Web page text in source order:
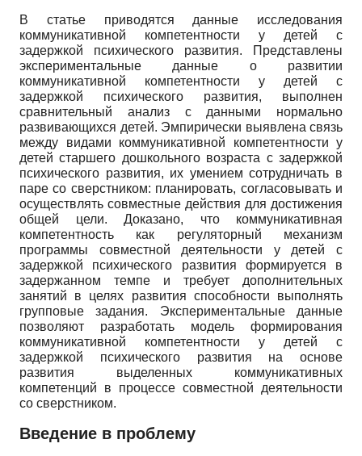
В статье приводятся данные исследования
коммуникативной компетентности у детей с
задержкой психического развития. Представлены
экспериментальные данные о развитии
коммуникативной компетентности у детей с
задержкой психического развития, выполнен
сравнительный анализ с данными нормально
развивающихся детей. Эмпирически выявлена связь
между видами коммуникативной компетентности у
детей старшего дошкольного возраста с задержкой
психического развития, их умением сотрудничать в
паре со сверстником: планировать, согласовывать и
осуществлять совместные действия для достижения
общей цели. Доказано, что коммуникативная
компетентность как регуляторный механизм
программы совместной деятельности у детей с
задержкой психического развития формируется в
задержанном темпе и требует дополнительных
занятий в целях развития способности выполнять
групповые задания. Экспериментальные данные
позволяют разработать модель формирования
коммуникативной компетентности у детей с
задержкой психического развития на основе
развития выделенных коммуникативных
компетенций в процессе совместной деятельности
со сверстником.
Введение в проблему